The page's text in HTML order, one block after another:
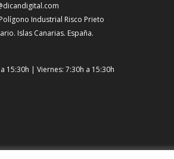
Industrial Risco Prieto
Islas Canarias. España.
15:30h | Viernes: 7:30h a 15:30h